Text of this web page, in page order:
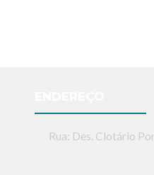
Rua: Des. Clotário